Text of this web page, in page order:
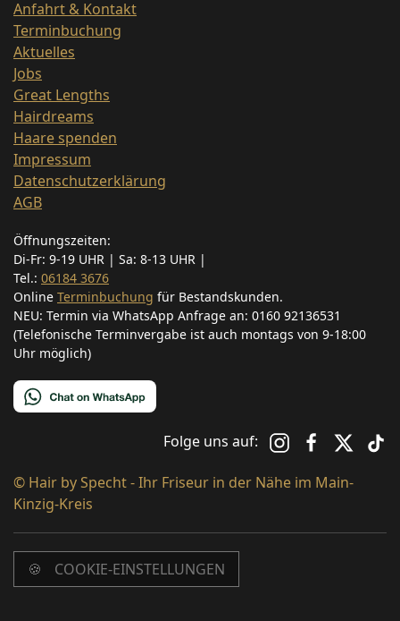
Anfahrt & Kontakt
Terminbuchung
Aktuelles
Jobs
Great Lengths
Hairdreams
Haare spenden
Impressum
Datenschutzerklärung
AGB
Öffnungszeiten:
Di-Fr: 9-19 UHR | Sa: 8-13 UHR |
Tel.: 06184 3676
Online Terminbuchung für Bestandskunden.
NEU: Termin via WhatsApp Anfrage an: 0160 92136531
(Telefonische Terminvergabe ist auch montags von 9-18:00
Uhr möglich)
Folge uns auf:
© Hair by Specht - Ihr Friseur in der Nähe im Main-
Kinzig-Kreis
COOKIE-EINSTELLUNGEN